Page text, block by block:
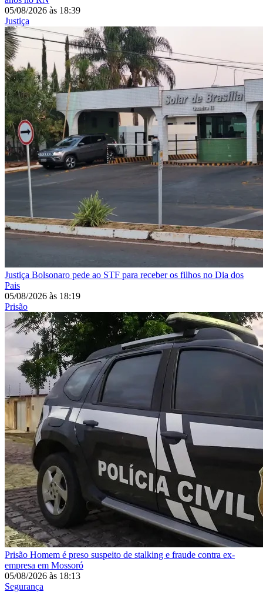
05/08/2026 às 18:39
Justiça
Justiça Bolsonaro pede ao STF para receber os filhos no Dia dos
Pais
05/08/2026 às 18:19
Prisão
Prisão Homem é preso suspeito de stalking e fraude contra ex-
empresa em Mossoró
05/08/2026 às 18:13
Segurança